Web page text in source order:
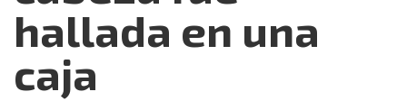
hallada en una
caja